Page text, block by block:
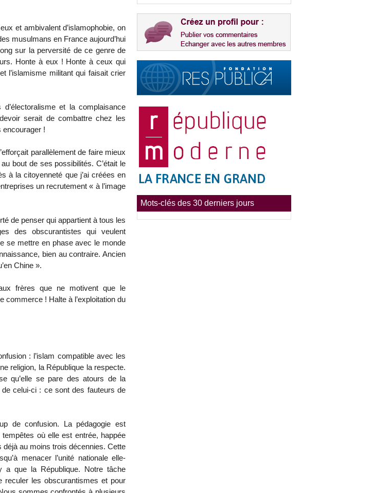
et ambivalent d’islamophobie, on
musulmans en France aujourd’hui
sur la perversité de ce genre de
Honte à eux ! Honte à ceux qui
l’islamisme militant qui faisait crier
et la complaisance
serait de combattre chez les
encourager !
parallèlement de faire mieux
bout de ses possibilités. C’était le
à la citoyenneté que j’ai créées en
un recrutement « à l’image
de penser qui appartient à tous les
des obscurantistes qui veulent
se mettre en phase avec le monde
bien au contraire. Ancien
Chine ».
frères que ne motivent que le
commerce ! Halte à l’exploitation du
: l’islam compatible avec les
religion, la République la respecte.
qu’elle se pare des atours de la
celui-ci : ce sont des fauteurs de
de confusion. La pédagogie est
où elle est entrée, happée
déjà au moins trois décennies. Cette
menacer l’unité nationale elle-
a que la République. Notre tâche
reculer les obscurantismes et pour
Mots-clés des 30 derniers jours